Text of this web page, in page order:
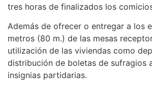
tres horas de finalizados los
Además de ofrecer o entregar a los
metros (80 m.) de las mesas
utilización de las viviendas como
distribución de boletas de sufragios
insignias partidarias.